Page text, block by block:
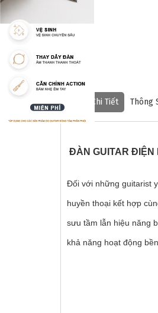
Mô Tả Chi Tiết Thông
ĐÀN GUITAR ĐIỆN
Đối với những guitarist
huyền thoại kết hợp
sưu tầm lẫn hiệu năng
khả năng hoạt động